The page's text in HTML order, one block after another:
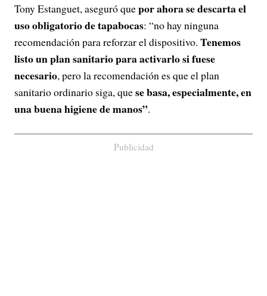
Tony Estanguet, aseguró quepor ahora se descarta el
uso obligatorio de tapabocas: “no hay ninguna
recomendación para reforzar el dispositivo. Tenemos
listo un plan sanitario para activarlo si fuese
necesario, pero la recomendación es que el plan
sanitario ordinario siga, quese basa, especialmente, en
una buena higiene de manos”.
Publicidad